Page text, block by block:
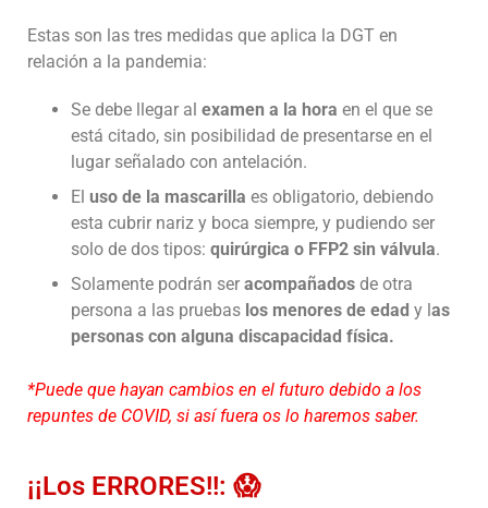
Estas son las tres medidas que aplica la DGT en
relación a la pandemia:
Se debe llegar al examen a la hora en el que se
está citado, sin posibilidad de presentarse en el
lugar señalado con antelación.
El uso de la mascarilla es obligatorio, debiendo
esta cubrir nariz y boca siempre, y pudiendo ser
solo de dos tipos: quirúrgica o FFP2 sin válvula.
Solamente podrán ser acompañados de otra
persona a las pruebas los menores de edad y las
personas con alguna discapacidad física.
*Puede que hayan cambios en el futuro debido a los
repuntes de COVID, si así fuera os lo haremos saber.
¡¡Los ERRORES!!: 😱